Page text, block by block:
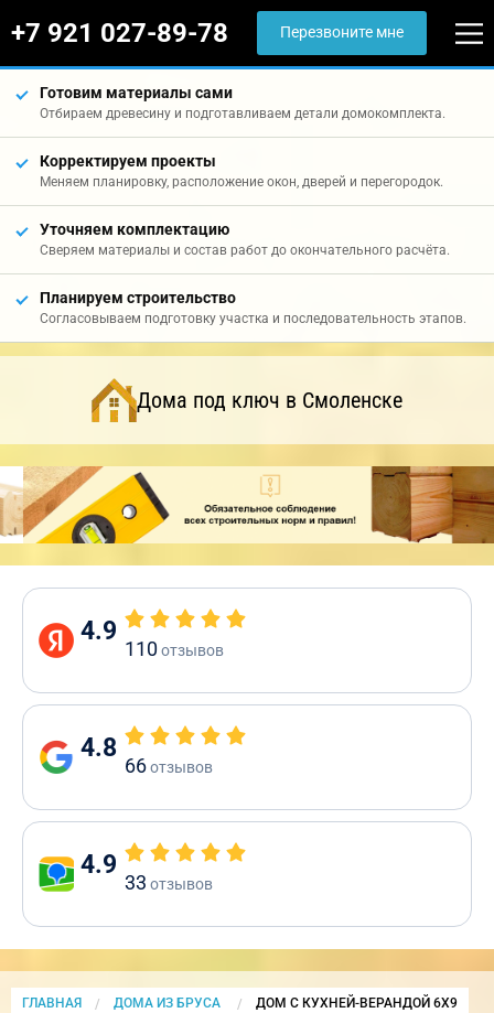
+7 921 027-89-78 Перезвоните мне
Готовим материалы сами
Отбираем древесину и подготавливаем детали домокомплекта.
Корректируем проекты
Меняем планировку, расположение окон, дверей и перегородок.
Уточняем комплектацию
Сверяем материалы и состав работ до окончательного расчёта.
Планируем строительство
Согласовываем подготовку участка и последовательность этапов.
Дома под ключ в Смоленске
4.9
110отзывов
4.8
66отзывов
4.9
33 отзывов
ГЛАВНАЯ ДОМА ИЗ БРУСА CURRENT:
ДОМ С КУХНЕЙ-ВЕРАНДОЙ 6Х9